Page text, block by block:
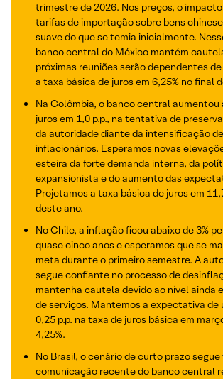
trimestre de 2026. Nos preços, o
tarifas de importação sobre bens
suave do que se temia inicialmente.
banco central do México mantém
próximas reuniões serão dependentes
a taxa básica de juros em 6,25% no final
Na Colômbia, o banco central aumentou
juros em 1,0 p.p., na tentativa de
da autoridade diante da intensificação
inflacionários. Esperamos novas
esteira da forte demanda interna, da
expansionista e do aumento das
Projetamos a taxa básica de juros em
deste ano.
No Chile, a inflação ficou abaixo de 3%
quase cinco anos e esperamos que se
meta durante o primeiro semestre. A
segue confiante no processo de
mantenha cautela devido ao nível ainda
de serviços. Mantemos a expectativa
0,25 p.p. na taxa de juros básica em
4,25%.
No Brasil, o cenário de curto prazo
comunicação recente do banco central